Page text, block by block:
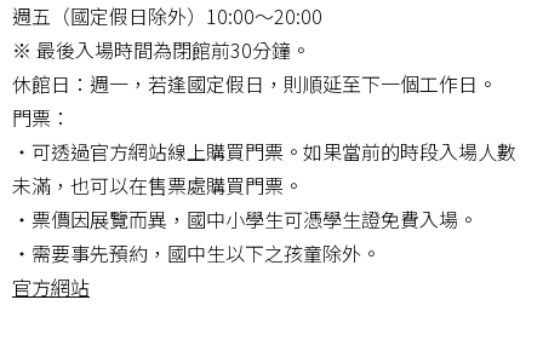
週五（國定假日除外）10:00～20:00
※ 最後入場時間為閉館前30分鐘。
休館日：週一，若逢國定假日，則順延至下一個工作日。
門票：
・可透過官方網站線上購買門票。如果當前的時段入場人數
未滿，也可以在售票處購買門票。
・票價因展覽而異，國中小學生可憑學生證免費入場。
・需要事先預約，國中生以下之孩童除外。
官方網站